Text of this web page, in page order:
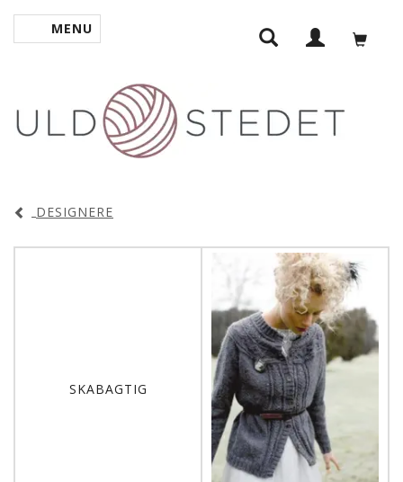
SKIFTE NAVIGATION
MENU
DESIGNERE
SKABAGTIG